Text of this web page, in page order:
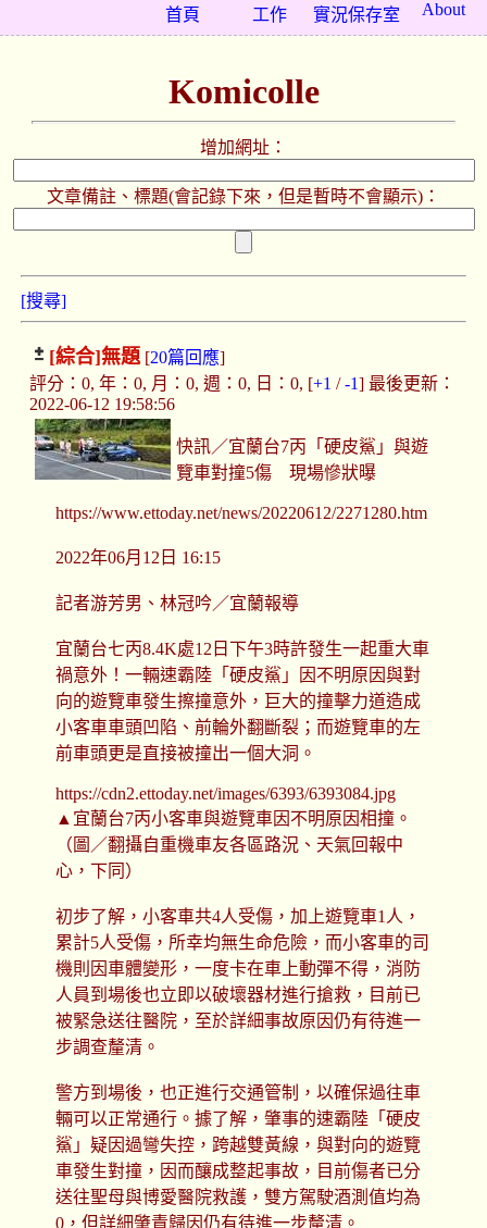
About
實況保存室
工作
首頁
Komicolle
增加網址：
文章備註、標題(會記錄下來，但是暫時不會顯示)：
[搜尋]
[綜合]無題[20篇回應]
評分：0, 年：0, 月：0, 週：0, 日：0, [+1 /-1] 最後更新：
2022-06-12 19:58:56
快訊／宜蘭台7丙「硬皮鯊」與遊
覽車對撞5傷 現場慘狀曝
https://www.ettoday.net/news/20220612/2271280.htm
2022年06月12日 16:15
記者游芳男、林冠吟／宜蘭報導
宜蘭台七丙8.4K處12日下午3時許發生一起重大車
禍意外！一輛速霸陸「硬皮鯊」因不明原因與對
向的遊覽車發生擦撞意外，巨大的撞擊力道造成
小客車車頭凹陷、前輪外翻斷裂；而遊覽車的左
前車頭更是直接被撞出一個大洞。
https://cdn2.ettoday.net/images/6393/6393084.jpg
▲宜蘭台7丙小客車與遊覽車因不明原因相撞。
（圖／翻攝自重機車友各區路況、天氣回報中
心，下同）
初步了解，小客車共4人受傷，加上遊覽車1人，
累計5人受傷，所幸均無生命危險，而小客車的司
機則因車體變形，一度卡在車上動彈不得，消防
人員到場後也立即以破壞器材進行搶救，目前已
被緊急送往醫院，至於詳細事故原因仍有待進一
步調查釐清。
警方到場後，也正進行交通管制，以確保過往車
輛可以正常通行。據了解，肇事的速霸陸「硬皮
鯊」疑因過彎失控，跨越雙黃線，與對向的遊覽
車發生對撞，因而釀成整起事故，目前傷者已分
送往聖母與博愛醫院救護，雙方駕駛酒測值均為
0，但詳細肇責歸因仍有待進一步釐清。